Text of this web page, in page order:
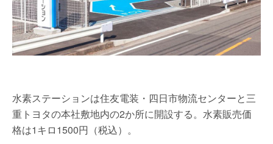
水素ステーションは住友電装・四日市物流センターと三
重トヨタの本社敷地内の2か所に開設する。水素販売価
格は1キロ1500円（税込）。